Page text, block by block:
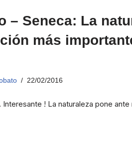
– Seneca: La
más
22/02/2016
Interesante ! La naturaleza pone